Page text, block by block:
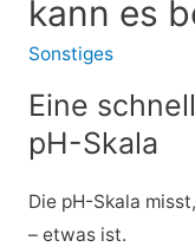
kann es
Sonstiges
Eine
pH-Skala
Die pH-Skala
– etwas ist.